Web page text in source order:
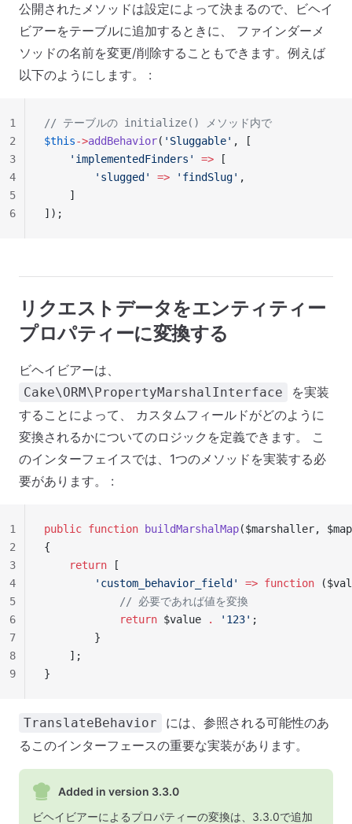
公開されたメソッドは設定によって決まるので、ビヘイ
ビアーをテーブルに追加するときに、 ファインダーメ
ソッドの名前を変更/削除することもできます。例えば
以下のようにします。 :
// テーブルの initialize() メソッド内で
$this->addBehavior( 'Sluggable' , [
    'implementedFinders'
=> [
        'slugged'
=> 'findSlug' ,
    ]
]);
1
2
3
4
5
6
リクエストデータをエンティティー
プロパティーに変換する
ビヘイビアーは、
Cake\ORM\PropertyMarshalInterface
を実装
することによって、 カスタムフィールドがどのように
変換されるかについてのロジックを定義できます。 こ
のインターフェイスでは、1つのメソッドを実装する必
要があります。 :
public function buildMarshalMap($marshaller,
{
    return
[
        'custom_behavior_field'
=> function
            // 必要であれば値を変換
            return
$value . '123' ;
        }
    ];
}
1
2
3
4
5
6
7
8
9
TranslateBehavior
には、参照される可能性のあ
るこのインターフェースの重要な実装があります。
Added in version 3.3.0
ビヘイビアーによるプロパティーの変換は、3.3.0で追加